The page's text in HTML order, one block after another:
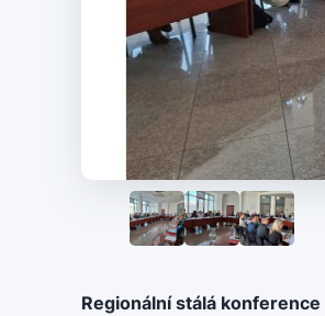
Regionální stálá konference